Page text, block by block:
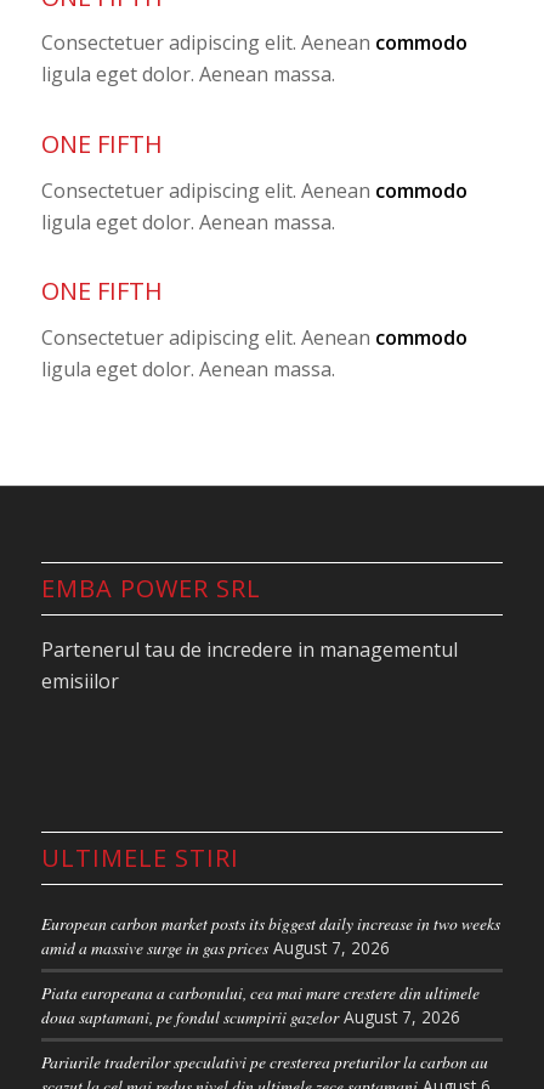
Consectetuer adipiscing elit. Aenean commodo
ligula eget dolor. Aenean massa.
ONE FIFTH
Consectetuer adipiscing elit. Aenean commodo
ligula eget dolor. Aenean massa.
ONE FIFTH
Consectetuer adipiscing elit. Aenean commodo
ligula eget dolor. Aenean massa.
EMBA POWER SRL
Partenerul tau de incredere in managementul
emisiilor
ULTIMELE STIRI
European carbon market posts its biggest daily increase in two weeks
amid a massive surge in gas prices August 7, 2026
Piata europeana a carbonului, cea mai mare crestere din ultimele
doua saptamani, pe fondul scumpirii gazelor August 7, 2026
Pariurile traderilor speculativi pe cresterea preturilor la carbon au